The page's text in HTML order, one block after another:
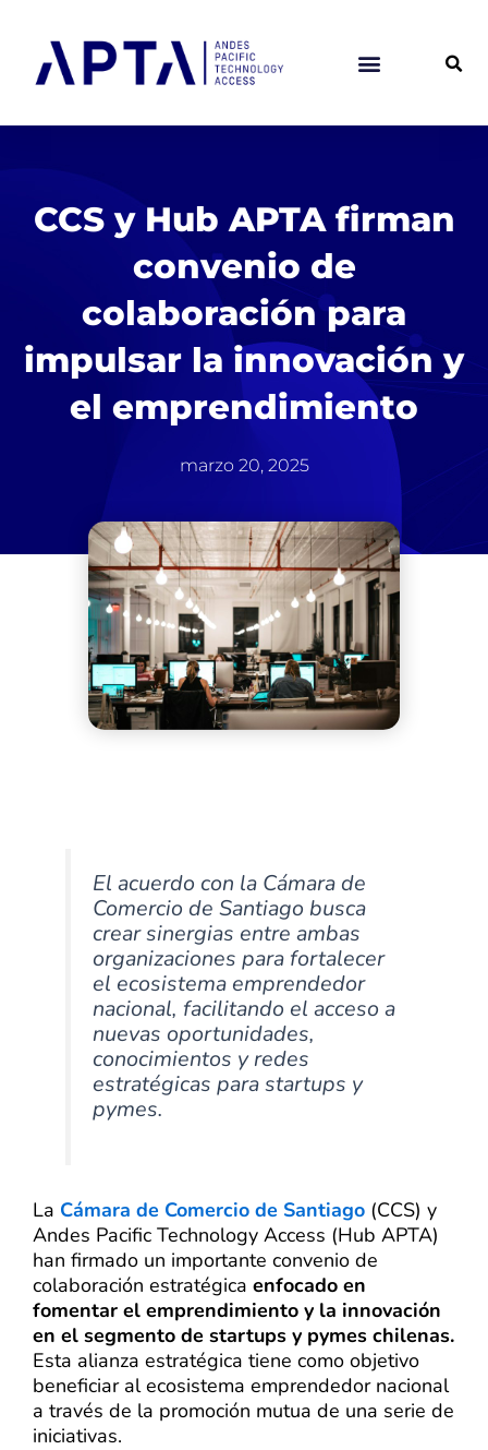
contenido
CCS y Hub APTA firman
convenio de
colaboración para
impulsar la innovación y
el emprendimiento
marzo 20, 2025
El acuerdo con la Cámara de
Comercio de Santiago busca
crear sinergias entre ambas
organizaciones para fortalecer
el ecosistema emprendedor
nacional, facilitando el acceso a
nuevas oportunidades,
conocimientos y redes
estratégicas para startups y
pymes.
La Cámara de Comercio de Santiago (CCS) y
Andes Pacific Technology Access (Hub APTA)
han firmado un importante convenio de
colaboración estratégica enfocado en
fomentar el emprendimiento y la innovación
en el segmento de startups y pymes chilenas.
Esta alianza estratégica tiene como objetivo
beneficiar al ecosistema emprendedor nacional
a través de la promoción mutua de una serie de
iniciativas.